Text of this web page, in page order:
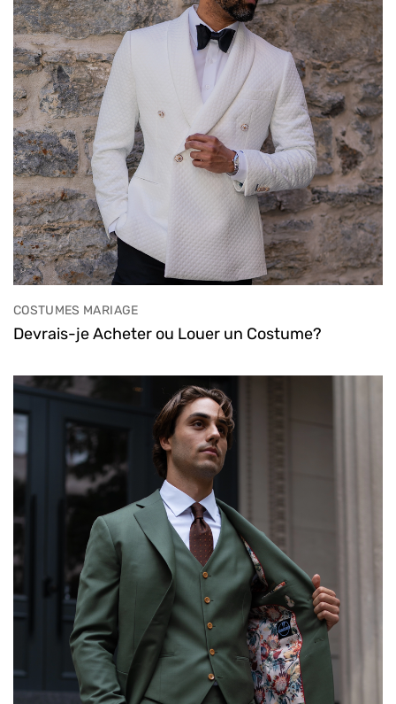
COSTUMES MARIAGE
Devrais-je Acheter ou Louer un Costume?